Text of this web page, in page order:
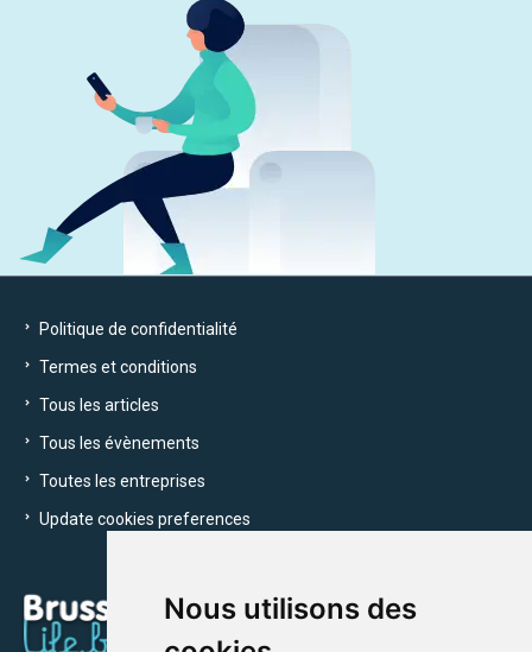
Nous utilisons des
Politique de confidentialité
Termes et conditions
Tous les articles
Tous les évènements
Toutes les entreprises
Update cookies preferences